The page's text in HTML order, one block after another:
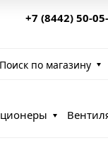
+7 (8442) 50-
Поиск по магазину